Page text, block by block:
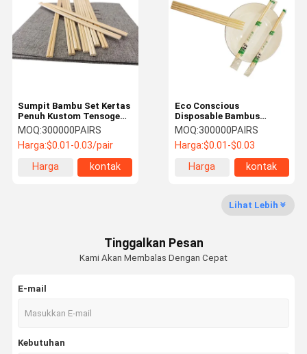
Kontrol
Hubungi
Kasus
Tongkat makan bambu bulat
Sumpit bambu Tensoge
Tongkat makan sushi Jepang
Eco Conscious
Disposable Bambus
Chopsticks Ramah
Lingkungan Chopsticks
yang Dibungkus Secara
MOQ:300000PAIRS
Harga:$0.01-$0.03
Harga
kontak
Sumpit Bambu Set Kertas
Penuh Kustom Tensoge
Ringan Dibungkus
Individu Bahan 100%
Alami dan Biodegradable
MOQ:300000PAIRS
Harga:$0.01-0.03/pair
Harga
kontak
Lihat Lebih
Tinggalkan Pesan
Kami Akan Membalas Dengan Cepat
E-mail
Kebutuhan